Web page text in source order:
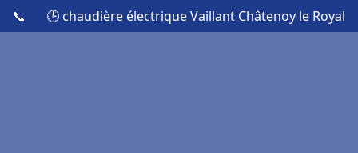
📞 🕒 chaudière électrique Vaillant Châtenoy le Royal